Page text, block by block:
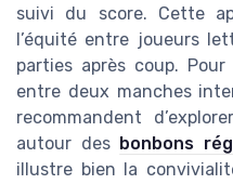
suivi du score. Cette
l’équité entre joueurs
parties après coup.
entre deux manches
recommandent
autour des bonbons
illustre bien la